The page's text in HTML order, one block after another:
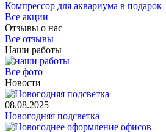
Компрессор для аквариума в подарок
Все акции
Отзывы о нас
Все отзывы
Наши работы
Все фото
Новости
08.08.2025
Новогодняя подсветка